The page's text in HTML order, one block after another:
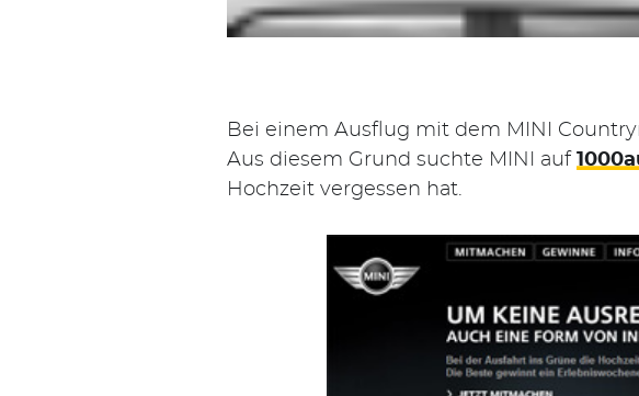
Bei einem Ausflug mit dem MINI
Aus diesem Grund suchte MINI auf
Hochzeit vergessen hat.